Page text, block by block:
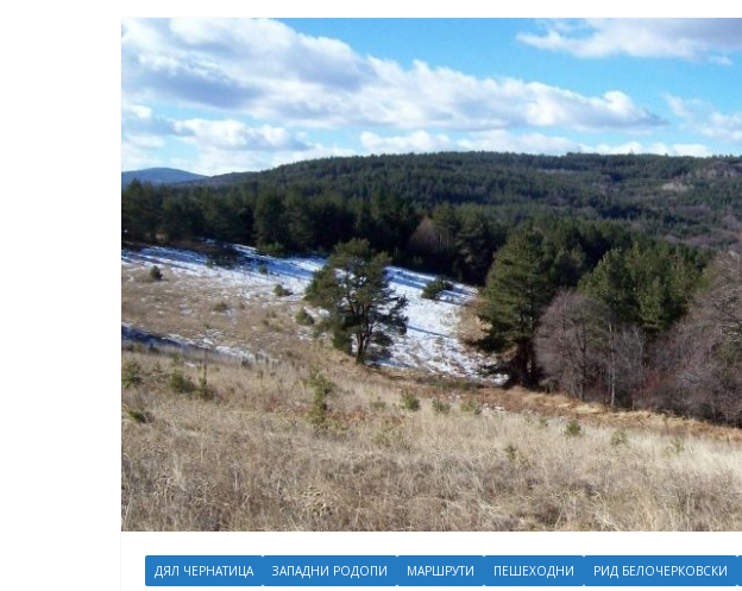
ДЯЛ ЧЕРНАТИЦА ЗАПАДНИ РОДОПИ МАРШРУТИ ПЕШЕХОДНИ РИД БЕЛОЧЕРКОВСКИ